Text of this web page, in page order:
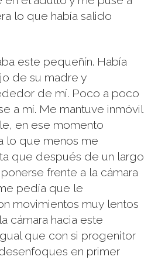
lo que había salido
este pequeñín. Había
de su madre y
de mí. Poco a poco
a mí. Me mantuve inmóvil
en ese momento
lo que menos me
que después de un largo
frente a la cámara
pedía que le
movimientos muy lentos
cámara hacia este
que con si progenitor
en primer